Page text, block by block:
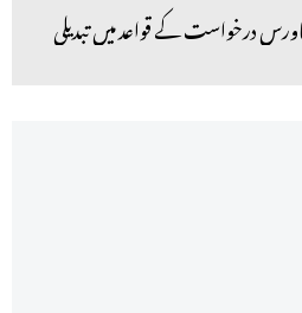
درخواست کے قواعد میں تبدیلی